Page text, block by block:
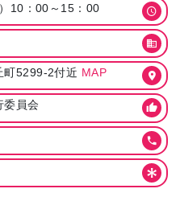
10：00～15：00
町5299-2付近 MAP
委員会